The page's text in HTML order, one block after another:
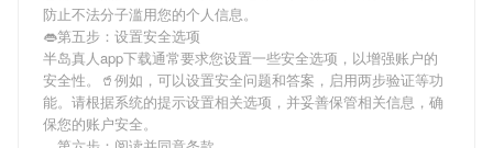
防止不法分子滥用您的个人信息。
👄第五步：设置安全选项
半岛真人app下载通常要求您设置一些安全选项，以增强账户的
安全性。🥤例如，可以设置安全问题和答案，启用两步验证等功
能。请根据系统的提示设置相关选项，并妥善保管相关信息，确
保您的账户安全。